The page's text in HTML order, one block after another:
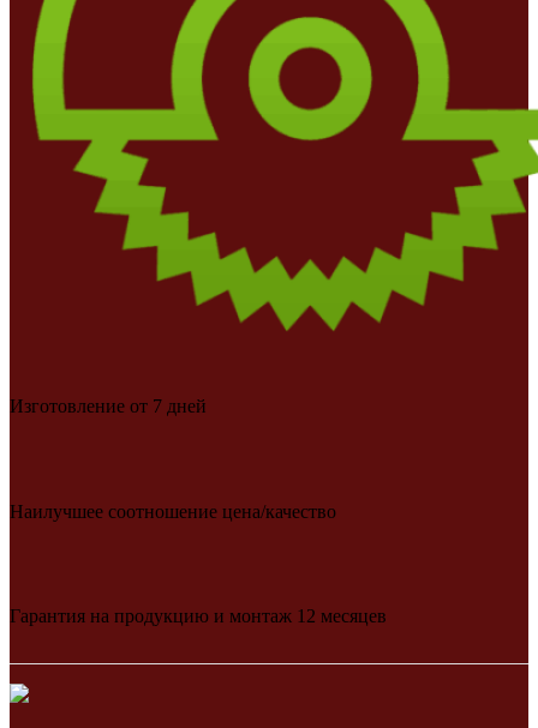
Изготовление от 7 дней
Наилучшее соотношение цена/качество
Гарантия на продукцию и монтаж 12 месяцев